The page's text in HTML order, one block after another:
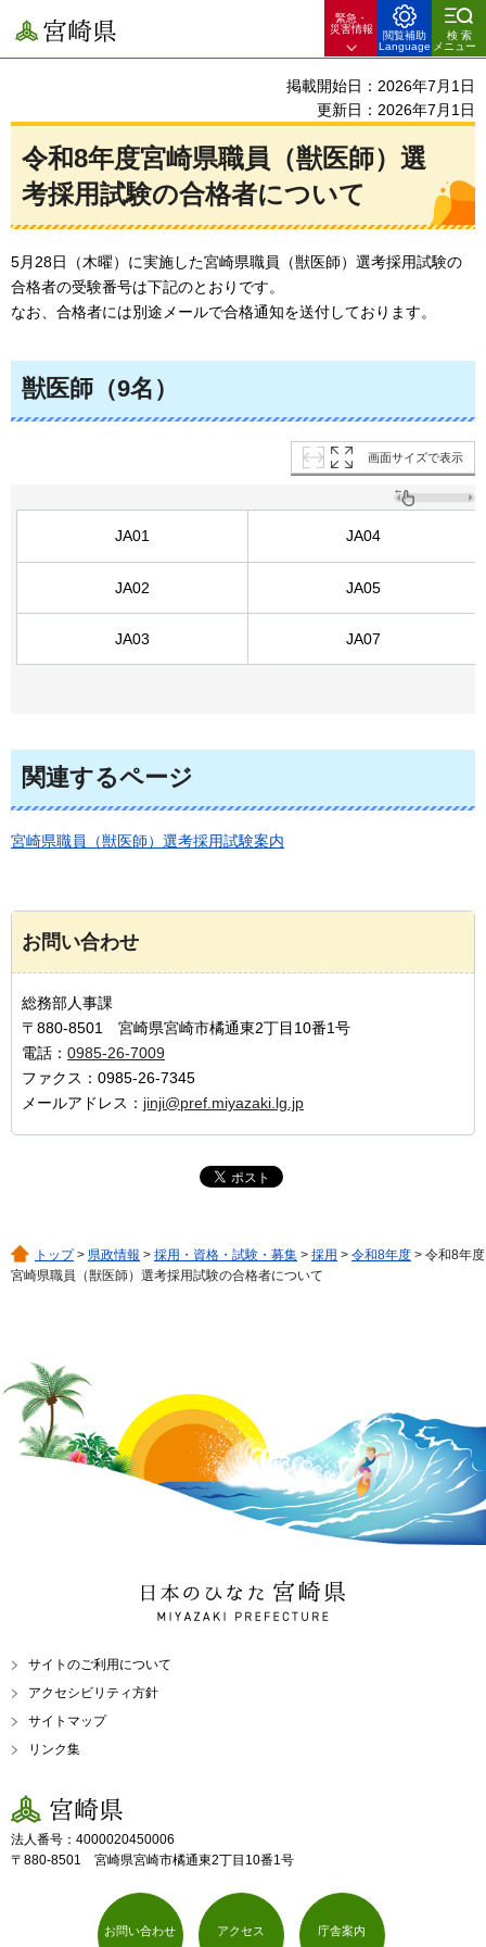
宮崎県
緊急・
災害情報
閲覧補助
Language
検索
メニュー
掲載開始日：2026年7月1日
更新日：2026年7月1日
令和8年度宮崎県職員（獣医師）選
考採用試験の合格者について
5月28日（木曜）に実施した宮崎県職員（獣医師）選考採用試験の
合格者の受験番号は下記のとおりです。
なお、合格者には別途メールで合格通知を送付しております。
獣医師（9名）
画面サイズで表示
JA01 JA04
JA02 JA05
JA03 JA07
関連するページ
宮崎県職員（獣医師）選考採用試験案内
お問い合わせ
総務部人事課
〒880-8501 宮崎県宮崎市橘通東2丁目10番1号
電話： 0985-26-7009
ファクス：0985-26-7345
メールアドレス： jinji@pref.miyazaki.lg.jp
トップ> 県政情報 > 採用・資格・試験・募集 > 採用 > 令和8年度 > 令和8年度
宮崎県職員（獣医師）選考採用試験の合格者について
日本のひなた 宮崎県
MIYAZAKI PREFECTURE
サイトのご利用について
アクセシビリティ方針
サイトマップ
リンク集
宮崎県
法人番号：4000020450006
〒880-8501 宮崎県宮崎市橘通東2丁目10番1号
お問い合わせ アクセス 庁舎案内